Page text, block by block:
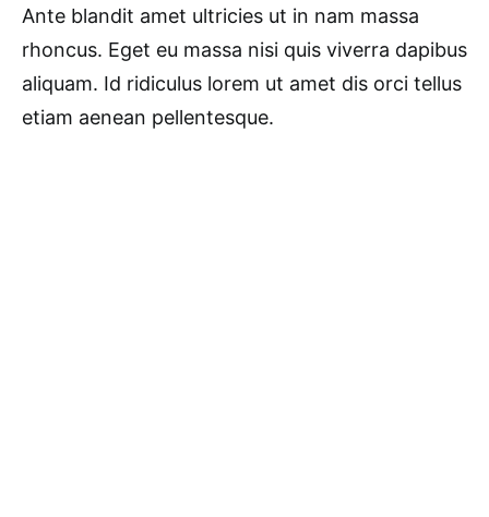
Ante blandit amet ultricies ut in nam massa
rhoncus. Eget eu massa nisi quis viverra dapibus
aliquam. Id ridiculus lorem ut amet dis orci tellus
etiam aenean pellentesque.